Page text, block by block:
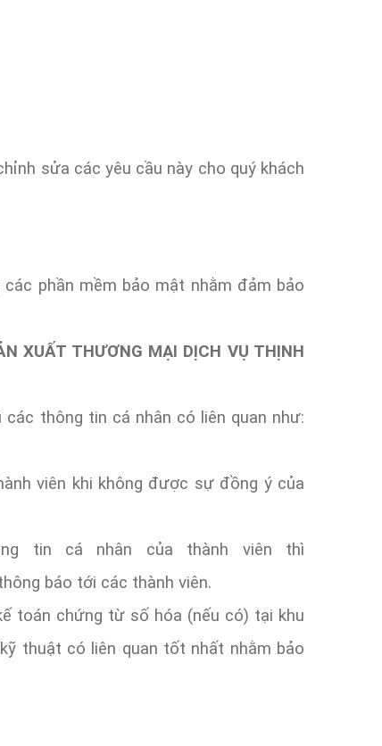
sửa các yêu cầu này cho quý khách
phần mềm bảo mật nhằm đảm bảo
XUẤT THƯƠNG MẠI DỊCH VỤ THỊNH
thông tin cá nhân có liên quan như:
viên khi không được sự đồng ý của
tin cá nhân của thành viên thì
báo tới các thành viên.
toán chứng từ số hóa (nếu có) tại khu
thuật có liên quan tốt nhất nhằm bảo